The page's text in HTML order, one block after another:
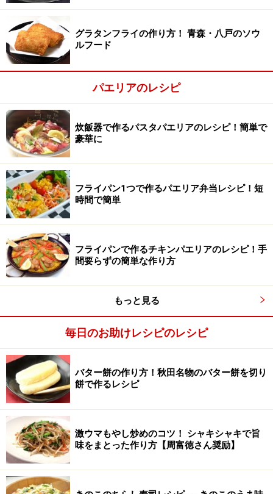
レモン 適量
粉チーズ 適量
パセリ
茹でヤリイカは、茹でて輪切りにしたイカ、茹でタコ、
ボイルホタテ等に替えられます。野菜は全部揃わなくて
も大丈夫です。例えばヤングコーンの代わりにアスパラ
を、ピーマンの代わりにパプリカといったふうに、お好
みの野菜を使ってください。
炊飯器でパスタパエリアの作り方・手順
■炊飯器でパスタパエリアを作る
1
材料の下ごしらえ
玉ねぎ、ピーマンは粗みじん切り、しめじは小指の先ほ
じん切りにする。アサリは砂をはかせ、殻をこすりあわ
グラタンフライの作り方！ 青森・八戸のソウ
ルフード
パエリアのレシピ
炊飯器で作るパスタパエリアのレシピ！簡単で
豪華に
フライパン1つで作るパエリア弁当レシピ！短
時間で簡単
フライパンで作るチキンパエリアのレシピ！手
間要らずの簡単な作り方
もっと見る
毎日のお助けレシピのレシピ
バター餅の作り方！秋田名物のバター餅を切り
餅で作るレシピ
激ウマもやし炒めのコツ！ シャキシャキで旨
味をまとった作り方【周富徳さん奨励】